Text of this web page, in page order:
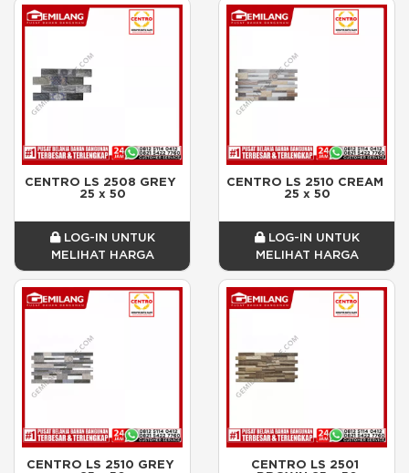
CENTRO LS 2508 GREY
25 x 50
LOG-IN UNTUK
MELIHAT HARGA
CENTRO LS 2510 CREAM
25 x 50
LOG-IN UNTUK
MELIHAT HARGA
CENTRO LS 2510 GREY CENTRO LS 2501